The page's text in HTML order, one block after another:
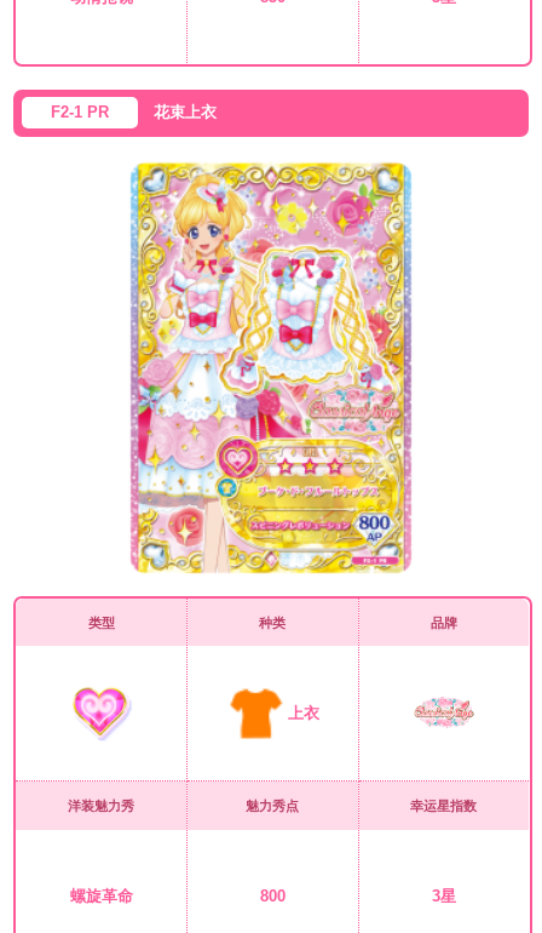
F2-1 PR 花束上衣
类型 种类
上衣
品牌
洋装魅力秀
螺旋革命
魅力秀点
800
幸运星指数
3星